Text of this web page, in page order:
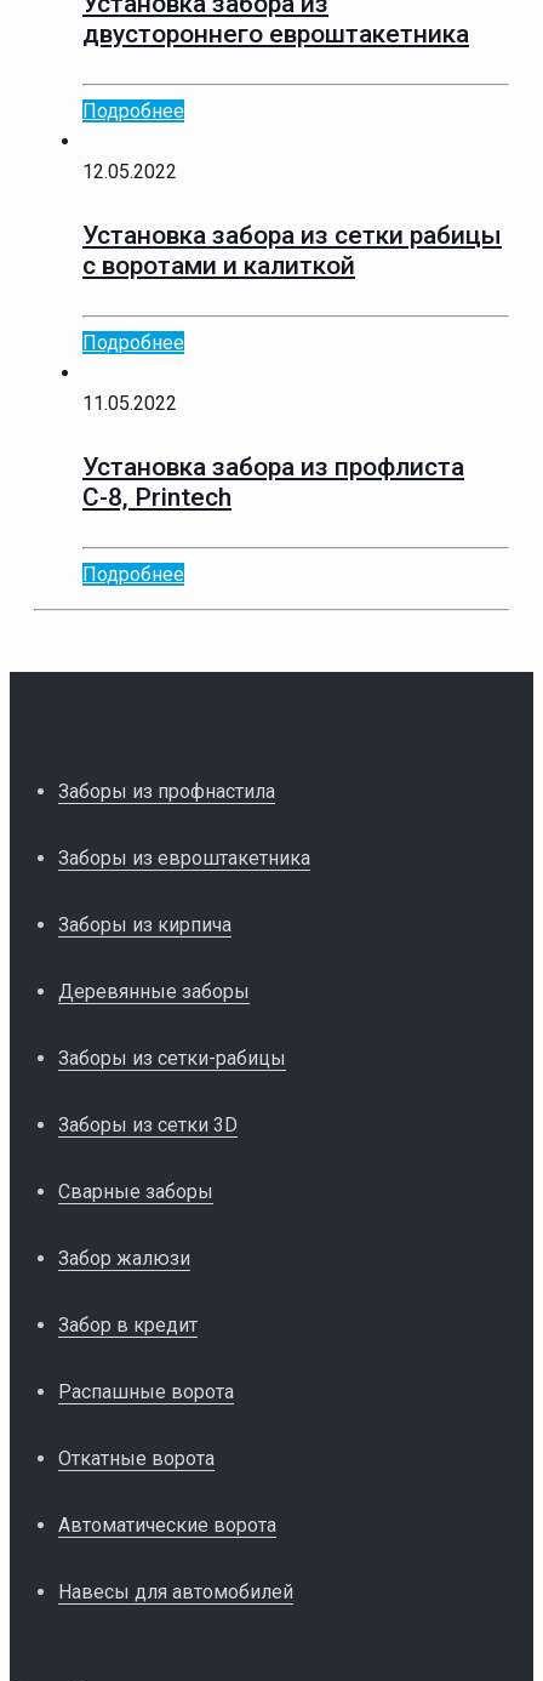
двустороннего евроштакетника
Подробнее
12.05.2022
Установка забора из сетки рабицы
с воротами и калиткой
Подробнее
11.05.2022
Установка забора из профлиста
С-8, Printech
Подробнее
Заборы из профнастила
Заборы из евроштакетника
Заборы из кирпича
Деревянные заборы
Заборы из сетки-рабицы
Заборы из сетки 3D
Сварные заборы
Забор жалюзи
Забор в кредит
Распашные ворота
Откатные ворота
Автоматические ворота
Навесы для автомобилей